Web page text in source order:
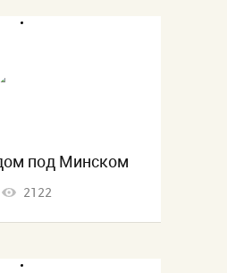
под Минском
2122